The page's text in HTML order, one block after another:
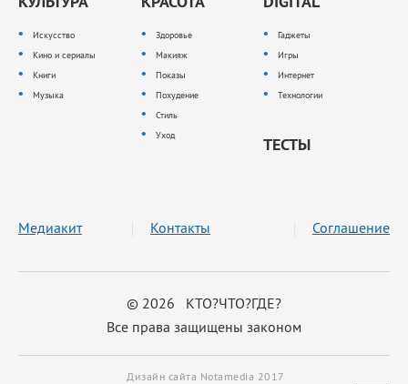
Искусство
Кино и сериалы
Книги
Музыка
Здоровье
Макияж
Показы
Похудение
Стиль
Уход
Гаджеты
Игры
Интернет
Технологии
ТЕСТЫ
© 2026 КТО?ЧТО?ГДЕ?
Все права защищены законом
Медиакит Контакты Соглашение
Дизайн сайта Notamedia 2017